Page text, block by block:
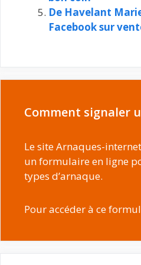
De Havelant
Facebook sur
Comment signaler
Le site Arnaques-
un formulaire en ligne
types d’arnaque.
Pour accéder à ce